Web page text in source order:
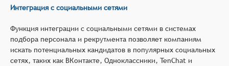
Интеграция с социальными сетями
Функция интеграции с социальными сетями в системах
подбора персонала и рекрутмента позволяет компаниям
искать потенциальных кандидатов в популярных социальных
сетях, таких как ВКонтакте, Одноклассники, TenChat и